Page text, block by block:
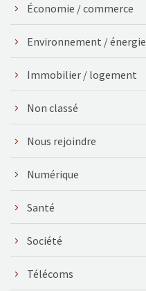
Économie / commerce
Environnement / énergie
Immobilier / logement
Non classé
Nous rejoindre
Numérique
Santé
Société
Télécoms